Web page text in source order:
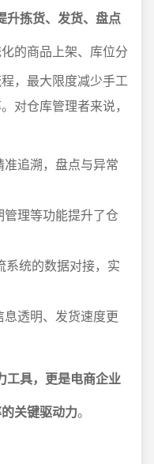
升拣货、发货、盘点
的商品上架、库位分
，最大限度减少手工
对仓库管理者来说，
追溯，盘点与异常
理等功能提升了仓
统的数据对接，实
透明、发货速度更
工具，更是电商企业
关键驱动力。